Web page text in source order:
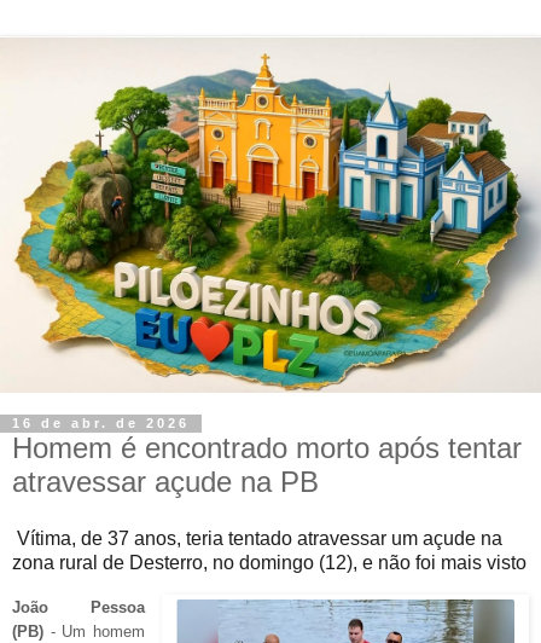
16 de abr. de 2026
Homem é encontrado morto após tentar
atravessar açude na PB
Vítima, de 37 anos, teria tentado atravessar um açude na
zona rural de Desterro, no domingo (12), e não foi mais visto
João Pessoa
(PB) - Um homem